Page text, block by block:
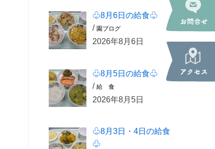
♧8月6日の給食♧
/ 園ブログ
2026年8月6日
♧8月5日の給食♧
/ 給 食
2026年8月5日
♧8月3日・4日の給食
♧